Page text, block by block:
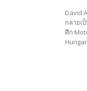
David
กลายเ
ศึก